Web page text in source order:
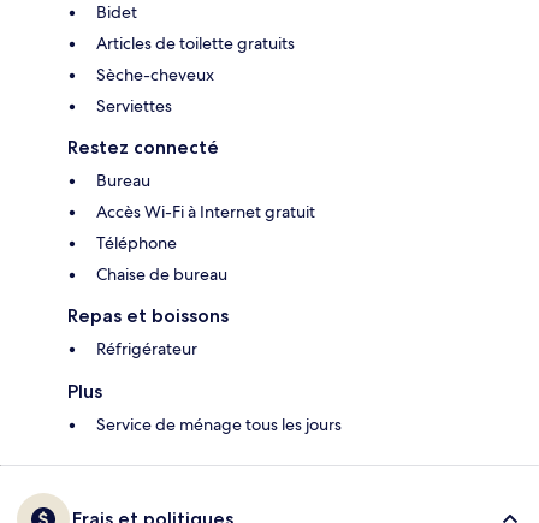
Bidet
Articles de toilette gratuits
Sèche-cheveux
Serviettes
Restez connecté
Bureau
Accès Wi-Fi à Internet gratuit
Téléphone
Chaise de bureau
Repas et boissons
Réfrigérateur
Plus
Service de ménage tous les jours